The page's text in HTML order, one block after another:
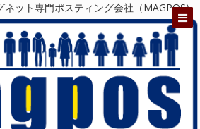
ネット専門ポスティング会社（MAGPOS)